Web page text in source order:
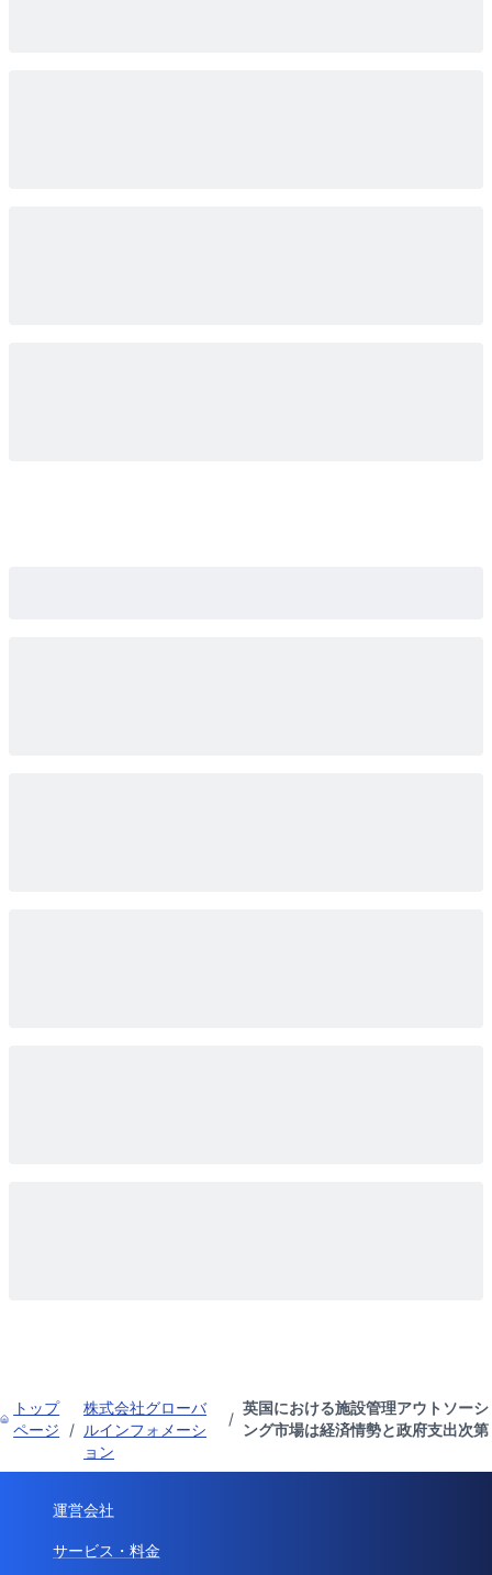
トップ
ページ
/
株式会社グローバ
ルインフォメーシ
ョン
/
英国における施設管理アウトソーシ
ング市場は経済情勢と政府支出次第
運営会社
サービス・料金